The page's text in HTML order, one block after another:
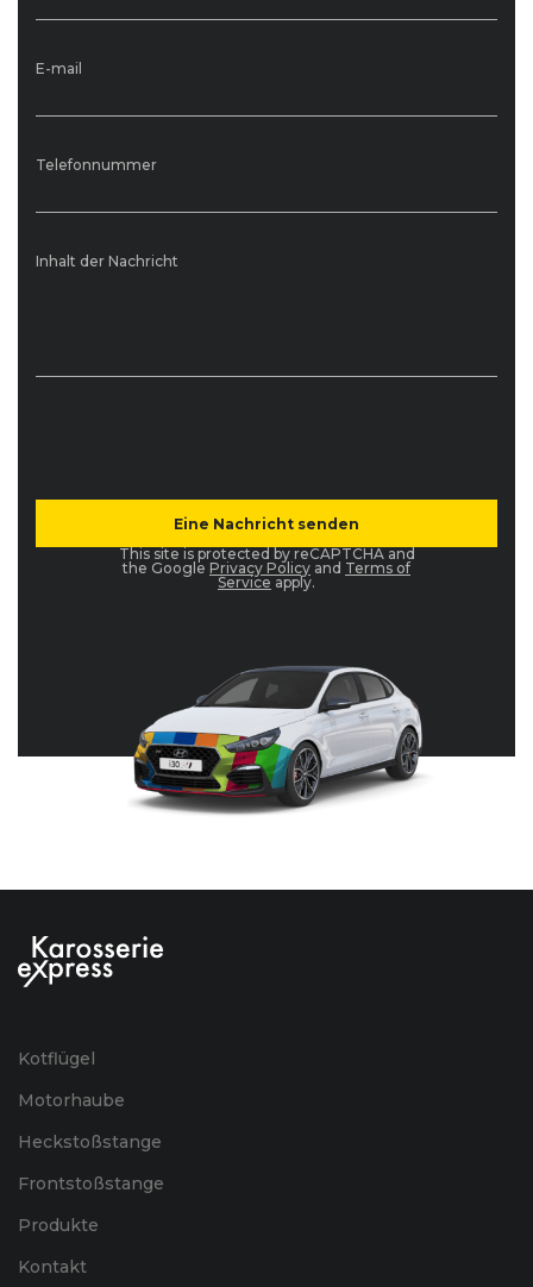
E-mail
Telefonnummer
Inhalt der Nachricht
This site is protected by reCAPTCHA and
the Google Privacy Policy and Terms of
Service apply.
Kotflügel
Motorhaube
Heckstoßstange
Frontstoßstange
Produkte
Kontakt